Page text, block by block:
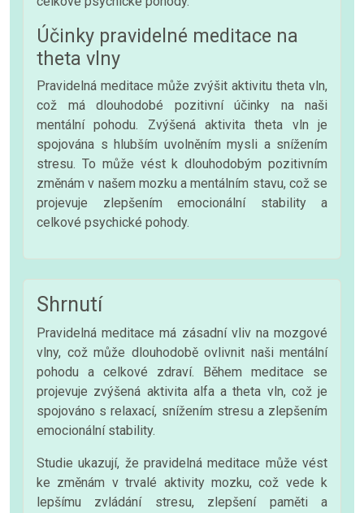
Účinky pravidelné meditace na
theta vlny
Pravidelná meditace může zvýšit aktivitu theta vln,
což má dlouhodobé pozitivní účinky na naši
mentální pohodu. Zvýšená aktivita theta vln je
spojována s hlubším uvolněním mysli a snížením
stresu. To může vést k dlouhodobým pozitivním
změnám v našem mozku a mentálním stavu, což se
projevuje zlepšením emocionální stability a
celkové psychické pohody.
Shrnutí
Pravidelná meditace má zásadní vliv na mozgové
vlny, což může dlouhodobě ovlivnit naši mentální
pohodu a celkové zdraví. Během meditace se
projevuje zvýšená aktivita alfa a theta vln, což je
spojováno s relaxací, snížením stresu a zlepšením
emocionální stability.
Studie ukazují, že pravidelná meditace může vést
ke změnám v trvalé aktivity mozku, což vede k
lepšímu zvládání stresu, zlepšení paměti a